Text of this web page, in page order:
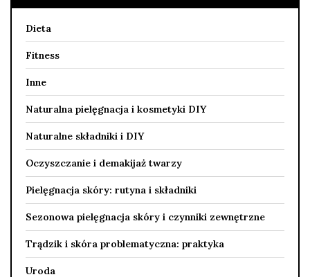
Dieta
Fitness
Inne
Naturalna pielęgnacja i kosmetyki DIY
Naturalne składniki i DIY
Oczyszczanie i demakijaż twarzy
Pielęgnacja skóry: rutyna i składniki
Sezonowa pielęgnacja skóry i czynniki zewnętrzne
Trądzik i skóra problematyczna: praktyka
Uroda